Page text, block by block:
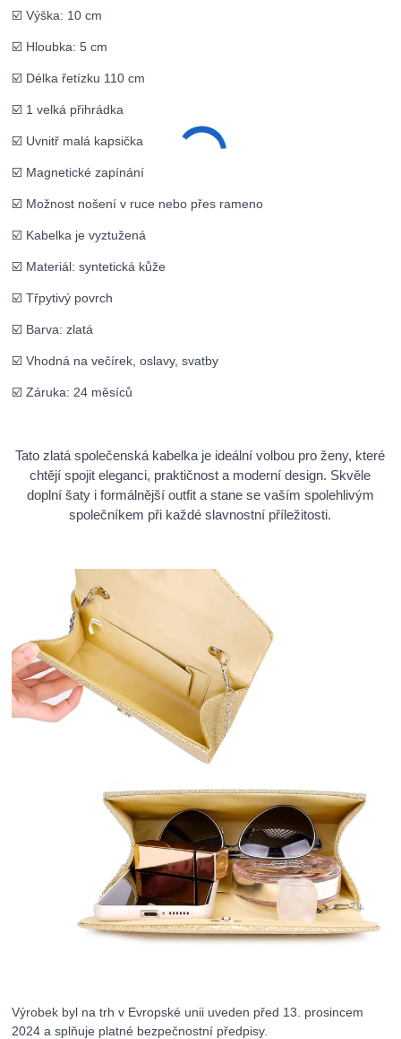
☑️ Výška: 10 cm
☑️ Hloubka: 5 cm
☑️ Délka řetízku 110 cm
☑️ 1 velká přihrádka
☑️ Uvnitř malá kapsička
☑️ Magnetické zapínání
☑️ Možnost nošení v ruce nebo přes rameno
☑️ Kabelka je vyztužená
☑️ Materiál: syntetická kůže
☑️ Třpytivý povrch
☑️ Barva: zlatá
☑️ Vhodná na večírek, oslavy, svatby
☑️ Záruka: 24 měsíců
Tato zlatá společenská kabelka je ideální volbou pro ženy, které
chtějí spojit eleganci, praktičnost a moderní design. Skvěle
doplní šaty i formálnější outfit a stane se vaším spolehlivým
společníkem při každé slavnostní příležitosti.
Výrobek byl na trh v Evropské unii uveden před 13. prosincem
2024 a splňuje platné bezpečnostní předpisy.